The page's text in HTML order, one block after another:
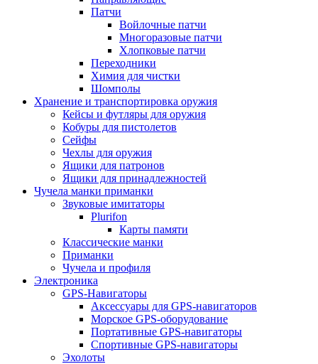
Патчи
Войлочные патчи
Многоразовые патчи
Хлопковые патчи
Переходники
Химия для чистки
Шомполы
Хранение и транспортировка оружия
Кейсы и футляры для оружия
Кобуры для пистолетов
Сейфы
Чехлы для оружия
Ящики для патронов
Ящики для принадлежностей
Чучела манки приманки
Звуковые имитаторы
Plurifon
Карты памяти
Классические манки
Приманки
Чучела и профиля
Электроника
GPS-Навигаторы
Аксессуары для GPS-навигаторов
Морское GPS-оборудование
Портативные GPS-навигаторы
Спортивные GPS-навигаторы
Эхолоты